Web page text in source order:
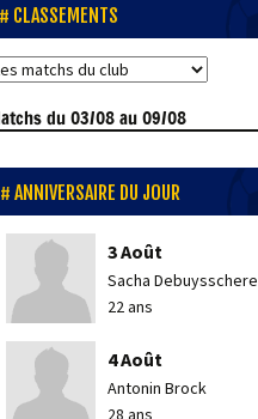
CLASSEMENTS
du 03/08 au 09/08
ANNIVERSAIRE DU JOUR
3 Août
Sacha Debuysschere
22 ans
4 Août
Antonin Brock
28 ans